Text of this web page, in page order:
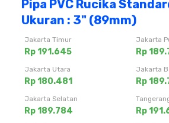
Pipa PVC Rucika
Ukuran : 3" (89mm)
Jakarta Timur
Rp 191.645
Jakarta
Rp
Jakarta Utara
Rp 180.481
Jakarta
Rp
Jakarta Selatan
Rp 189.784 Rp